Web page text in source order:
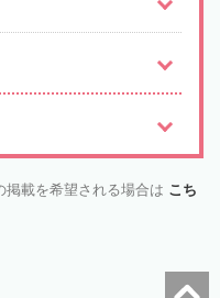
掲載を希望される場合は こち